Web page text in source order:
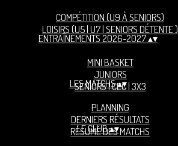
COMPÉTITION (U9 À SENIORS)
LOISIRS (U5 | U7 | SENIORS DÉTENTE )
ENTRAÎNEMENTS 2026-2027▴▾
MINI BASKET
JUNIORS
SENIORS | CEC | 3X3
LES MATCHS▴▾
PLANNING
DERNIERS RÉSULTATS
RÉSUMÉ DES MATCHS
LE CLUB▴▾